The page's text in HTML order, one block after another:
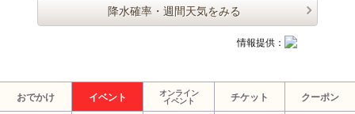
降水確率・週間天気をみる
情報提供：
おでかけ イベント
オンライン
イベント
チケット クーポン